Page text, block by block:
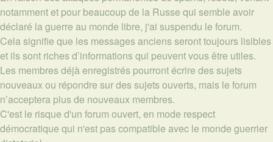
notamment et pour beaucoup de la Russe qui semble avoir
déclaré la guerre au monde libre, j'ai suspendu le forum.
Cela signifie que les messages anciens seront toujours lisibles
et ils sont riches d’informations qui peuvent vous être utiles.
Les membres déjà enregistrés pourront écrire des sujets
nouveaux ou répondre sur des sujets ouverts, mais le forum
n’acceptera plus de nouveaux membres.
C'est le risque d'un forum ouvert, en mode respect
démocratique qui n'est pas compatible avec le monde guerrier